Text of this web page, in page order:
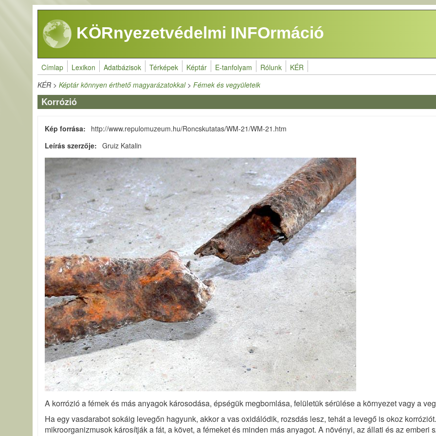
Ugrás a tartalomra
KÖRnyezetvédelmi INFOrmáció
Címlap Lexikon Adatbázisok Térképek Képtár E-tanfolyam Rólunk KÉR
KÉR >Képtár könnyen érthető magyarázatokkal>Fémek és vegyületeik
Korrózió
Kép forrása
http://www.repulomuzeum.hu/Roncskutatas/WM-21/WM-21.htm
Leírás szerzője
Gruiz Katalin
A korrózió a fémek és más anyagok károsodása, épségük megbomlása, felületük sérülése a környezet vagy a
Ha egy vasdarabot sokáig levegőn hagyunk, akkor a vas oxidálódik, rozsdás lesz, tehát a levegő is okoz
mikroorganizmusok károsítják a fát, a követ, a fémeket és minden más anyagot. A növényi, az állati és az emberi